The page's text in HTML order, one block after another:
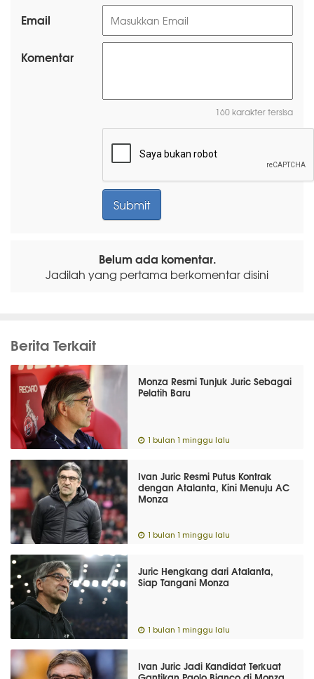
Email
Komentar
160 karakter tersisa
Belum ada komentar.
Jadilah yang pertama berkomentar disini
Berita Terkait
Monza Resmi Tunjuk Juric Sebagai
Pelatih Baru
1 bulan 1 minggu lalu
Ivan Juric Resmi Putus Kontrak
dengan Atalanta, Kini Menuju AC
Monza
1 bulan 1 minggu lalu
Juric Hengkang dari Atalanta,
Siap Tangani Monza
1 bulan 1 minggu lalu
Ivan Juric Jadi Kandidat Terkuat